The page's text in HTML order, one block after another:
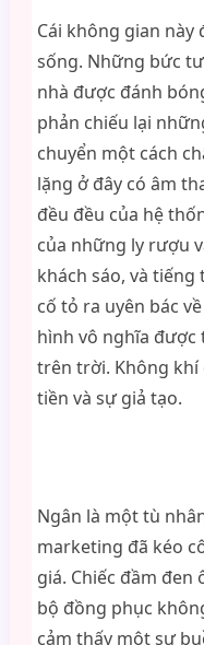
Cái không gian
sống. Những bức
nhà được đánh
phản chiếu lại
chuyển một cách
lặng ở đây có âm
đều đều của hệ
của những ly rượu
khách sáo, và
cố tỏ ra uyên bác
hình vô nghĩa
trên trời. Không
tiền và sự giả tạo.
Ngân là một tù
marketing đã kéo
giá. Chiếc đầm đen
bộ đồng phục
cảm thấy một sự